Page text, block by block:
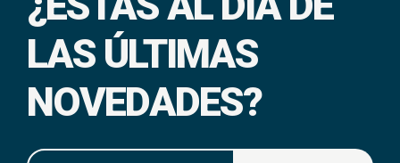
LAS ÚLTIMAS
NOVEDADES?